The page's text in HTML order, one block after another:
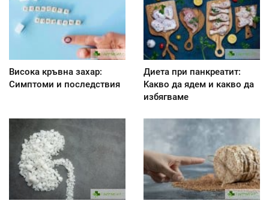
Висока кръвна захар:
Симптоми и последствия
Диета при панкреатит:
Kакво да ядем и какво да
избягваме